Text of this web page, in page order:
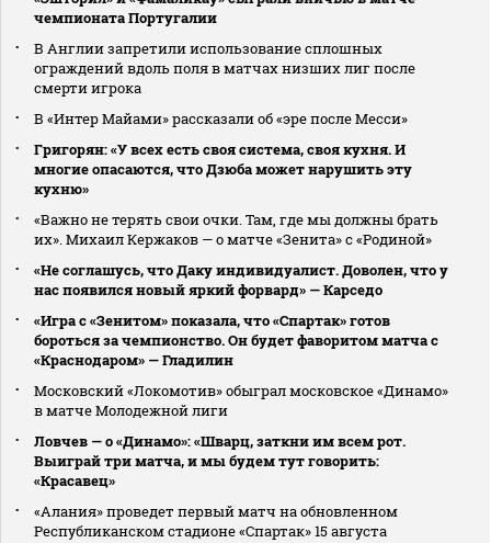
чемпионата Португалии
В Англии запретили использование сплошных
ограждений вдоль поля в матчах низших лиг после
смерти игрока
В «Интер Майами» рассказали об «эре после Месси»
Григорян: «У всех есть своя система, своя кухня. И
многие опасаются, что Дзюба может нарушить эту
кухню»
«Важно не терять свои очки. Там, где мы должны брать
их». Михаил Кержаков — о матче «Зенита» с «Родиной»
«Не соглашусь, что Даку индивидуалист. Доволен, что у
нас появился новый яркий форвард» — Карседо
«Игра с «Зенитом» показала, что «Спартак» готов
бороться за чемпионство. Он будет фаворитом матча с
«Краснодаром» — Гладилин
Московский «Локомотив» обыграл московское «Динамо»
в матче Молодежной лиги
Ловчев — о «Динамо»: «Шварц, заткни им всем рот.
Выиграй три матча, и мы будем тут говорить:
«Красавец»
«Алания» проведет первый матч на обновленном
Республиканском стадионе «Спартак» 15 августа